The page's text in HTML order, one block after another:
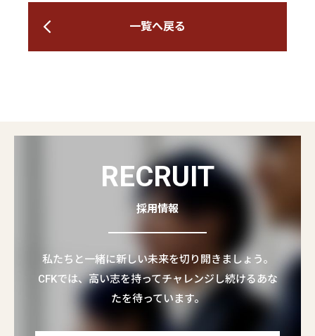
一覧へ戻る
RECRUIT
採用情報
私たちと一緒に新しい未来を切り開きましょう。
CFKでは、高い志を持ってチャレンジし続けるあな
たを待っています。